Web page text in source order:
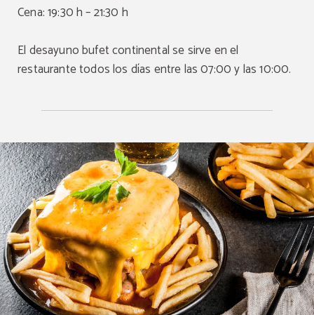
Cena: 19:30 h – 21:30 h
El desayuno bufet continental se sirve en el
restaurante todos los días entre las 07:00 y las 10:00.